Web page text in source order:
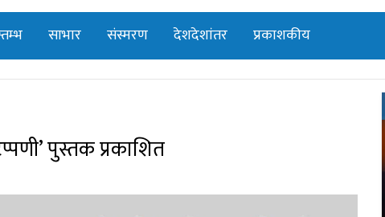
साभार संस्मरण देशदेशांतर प्रकाशकीय
पुस्तक प्रकाशित